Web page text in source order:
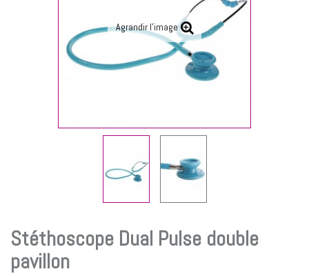
Agrandir l'image
Stéthoscope Dual Pulse double
pavillon